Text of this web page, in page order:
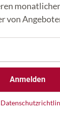
von
Anmelden